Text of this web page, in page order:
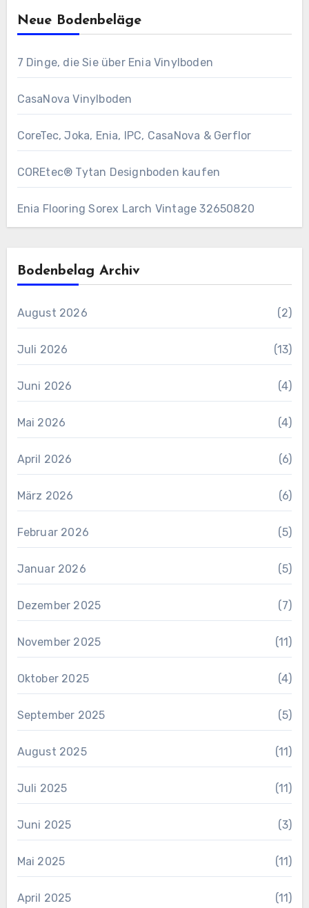
Neue Bodenbeläge
7 Dinge, die Sie über Enia Vinylboden
CasaNova Vinylboden
CoreTec, Joka, Enia, IPC, CasaNova & Gerflor
COREtec® Tytan Designboden kaufen
Enia Flooring Sorex ​Larch Vintage 32650820
Bodenbelag Archiv
August 2026 (2)
Juli 2026 (13)
Juni 2026 (4)
Mai 2026 (4)
April 2026 (6)
März 2026 (6)
Februar 2026 (5)
Januar 2026 (5)
Dezember 2025 (7)
November 2025 (11)
Oktober 2025 (4)
September 2025 (5)
August 2025 (11)
Juli 2025 (11)
Juni 2025 (3)
Mai 2025 (11)
April 2025 (11)